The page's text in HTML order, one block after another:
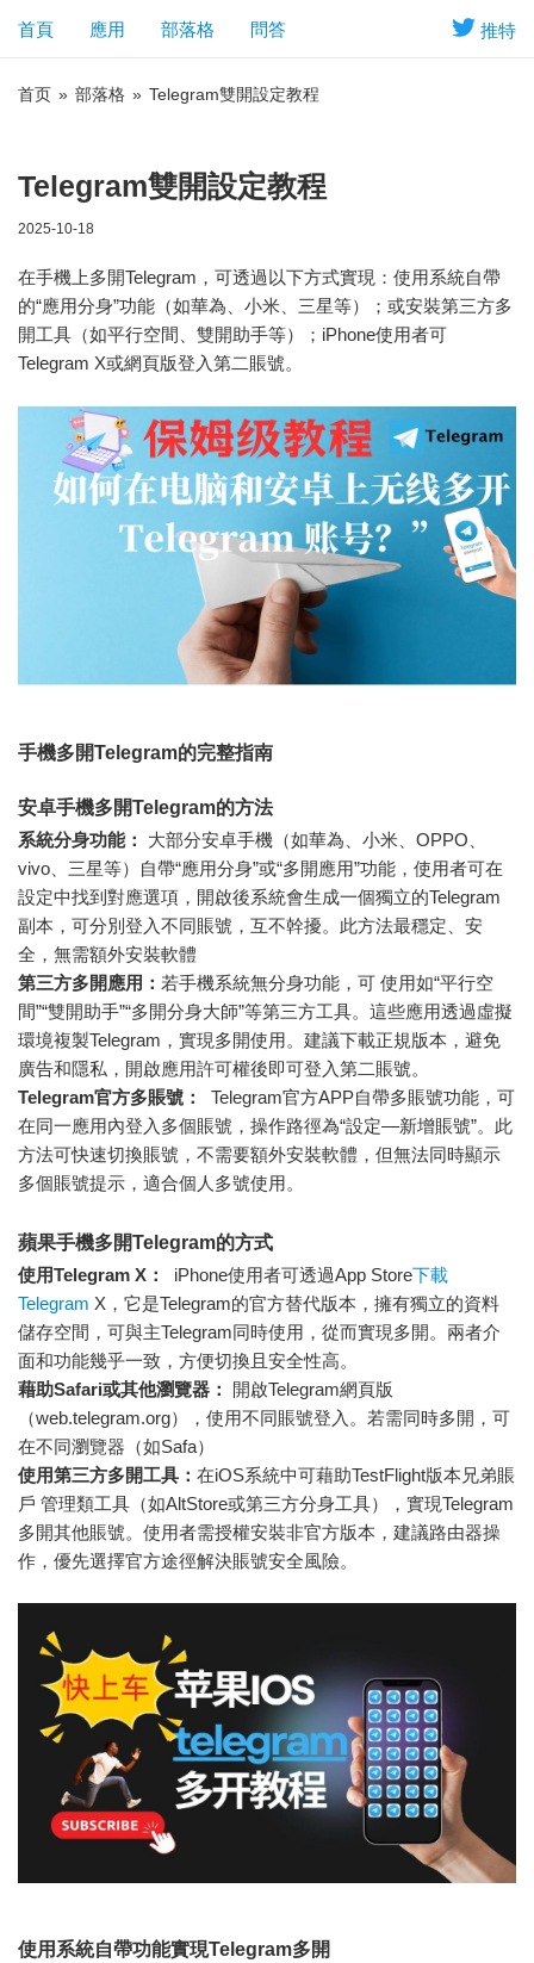
推特
首頁 應用 部落格 問答
首页 » 部落格 » Telegram雙開設定教程
Telegram雙開設定教程
2025-10-18
在手機上多開Telegram，可透過以下方式實現：使用系統自帶
的“應用分身”功能（如華為、小米、三星等）；或安裝第三方多
開工具（如平行空間、雙開助手等）；iPhone使用者可
Telegram X或網頁版登入第二賬號。
手機多開Telegram的完整指南
安卓手機多開Telegram的方法
系統分身功能：
大部分安卓手機（如華為、小米、OPPO、
vivo、三星等）自帶“應用分身”或“多開應用”功能，使用者可在
設定中找到對應選項，開啟後系統會生成一個獨立的Telegram
副本，可分別登入不同賬號，互不幹擾。此方法最穩定、安
全，無需額外安裝軟體
第三方多開應用： 若手機系統無分身功能，可 使用如“平行空
間”“雙開助手”“多開分身大師”等第三方工具。這些應用透過虛擬
環境複製Telegram，實現多開使用。建議下載正規版本，避免
廣告和隱私，開啟應用許可權後即可登入第二賬號。
Telegram官方多賬號：
Telegram官方APP自帶多賬號功能，可
在同一應用內登入多個賬號，操作路徑為“設定—新增賬號”。此
方法可快速切換賬號，不需要額外安裝軟體，但無法同時顯示
多個賬號提示，適合個人多號使用。
蘋果手機多開Telegram的方式
使用Telegram X：
iPhone使用者可透過App Store下載
Telegram X，它是Telegram的官方替代版本，擁有獨立的資料
儲存空間，可與主Telegram同時使用，從而實現多開。兩者介
面和功能幾乎一致，方便切換且安全性高。
藉助Safari或其他瀏覽器：
開啟Telegram網頁版
（web.telegram.org），使用不同賬號登入。若需同時多開，可
在不同瀏覽器（如Safa）
使用第三方多開工具： 在iOS系統中可藉助TestFlight版本兄弟賬
戶 管理類工具（如AltStore或第三方分身工具），實現Telegram
多開其他賬號。使用者需授權安裝非官方版本，建議路由器操
作，優先選擇官方途徑解決賬號安全風險。
使用系統自帶功能實現Telegram多開